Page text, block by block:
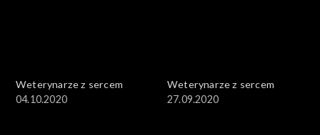
Weterynarze z sercem
04.10.2020
Weterynarze z sercem
27.09.2020